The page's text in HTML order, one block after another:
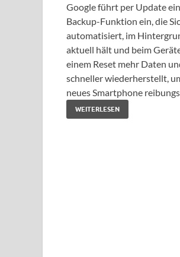
Google führt per Update
Backup-Funktion ein, die
automatisiert, im
aktuell hält und beim
einem Reset mehr Daten
schneller wiederherstellt,
neues Smartphone
WEITERLESEN